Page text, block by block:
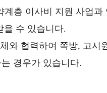
계층 이사비 지원 사업
을 수 있습니다.
와 협력하여 쪽방, 고시
경우가 있습니다.